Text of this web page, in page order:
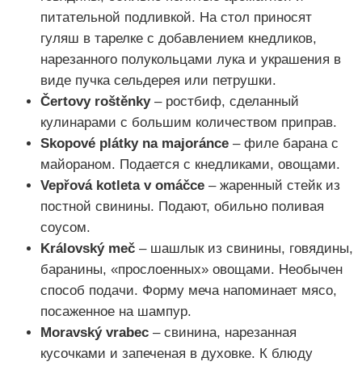
питательной подливкой. На стол приносят
гуляш в тарелке с добавлением кнедликов,
нарезанного полукольцами лука и украшения в
виде пучка сельдерея или петрушки.
Čertovy roštěnky– ростбиф, сделанный
кулинарами с большим количеством приправ.
Skopové plátky na majoránce – филе барана с
майораном. Подается с кнедликами, овощами.
Vepřová kotleta v omáčce – жаренный стейк из
постной свинины. Подают, обильно поливая
соусом.
Královský meč – шашлык из свинины, говядины,
баранины, «прослоенных» овощами. Необычен
способ подачи. Форму меча напоминает мясо,
посаженное на шампур.
Moravský vrabec – свинина, нарезанная
кусочками и запеченая в духовке. К блюду